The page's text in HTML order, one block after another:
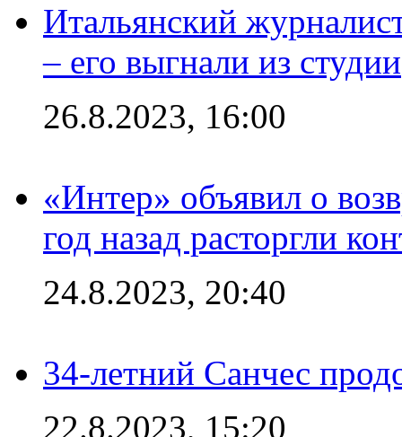
Итальянский
– его выгнали из студии
26.8.2023, 16:00
«Интер» объявил о
год назад расторгли
24.8.2023, 20:40
34-летний Санчес
22.8.2023, 15:20